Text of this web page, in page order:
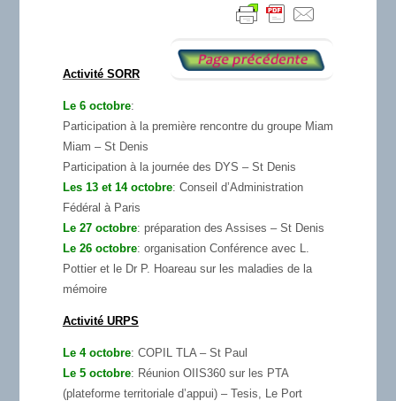
Activité SORR
Le 6 octobre:
Participation à la première rencontre du groupe Miam
Miam – St Denis
Participation à la journée des DYS – St Denis
Les 13 et 14 octobre: Conseil d’Administration
Fédéral à Paris
Le 27 octobre: préparation des Assises – St Denis
Le 26 octobre: organisation Conférence avec L.
Pottier et le Dr P. Hoareau sur les maladies de la
mémoire
Activité URPS
Le 4 octobre: COPIL TLA – St Paul
Le 5 octobre: Réunion OIIS360 sur les PTA
(plateforme territoriale d’appui) – Tesis, Le Port